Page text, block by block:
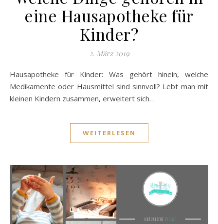
eine Hausapotheke für
Kinder?
2. März 2019
Hausapotheke für Kinder: Was gehört hinein, welche
Medikamente oder Hausmittel sind sinnvoll? Lebt man mit
kleinen Kindern zusammen, erweitert sich…
WEITERLESEN